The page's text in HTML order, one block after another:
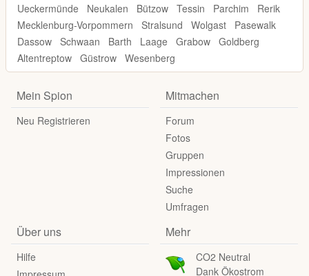
Ueckermünde
Neukalen Bützow Tessin Parchim
Rerik
Mecklenburg-Vorpommern
Stralsund Wolgast
Pasewalk
Dassow Schwaan Barth Laage Grabow Goldberg
Altentreptow Güstrow Wesenberg
Mein Spion
Neu Registrieren
Mitmachen
Forum
Fotos
Gruppen
Impressionen
Suche
Umfragen
Über uns
Hilfe
Mehr
CO2 Neutral
Dank Ökostrom